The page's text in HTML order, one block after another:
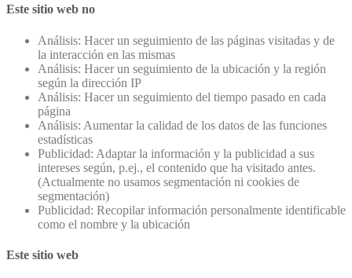
Este sitio web no
Análisis: Hacer un seguimiento de las páginas visitadas y de
la interacción en las mismas
Análisis: Hacer un seguimiento de la ubicación y la región
según la dirección IP
Análisis: Hacer un seguimiento del tiempo pasado en cada
página
Análisis: Aumentar la calidad de los datos de las funciones
estadísticas
Publicidad: Adaptar la información y la publicidad a sus
intereses según, p.ej., el contenido que ha visitado antes.
(Actualmente no usamos segmentación ni cookies de
segmentación)
Publicidad: Recopilar información personalmente identificable
como el nombre y la ubicación
Este sitio web